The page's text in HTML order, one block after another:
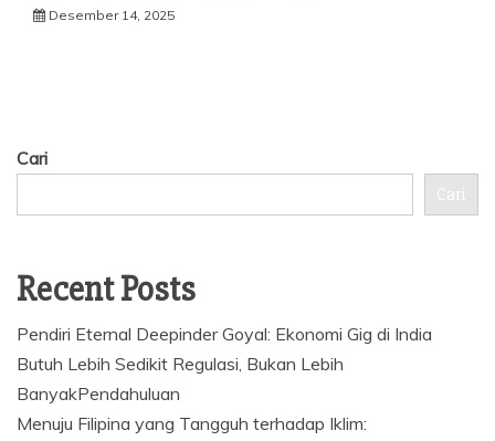
Desember 14, 2025
Cari
Cari
Recent Posts
Pendiri Eternal Deepinder Goyal: Ekonomi Gig di India
Butuh Lebih Sedikit Regulasi, Bukan Lebih
BanyakPendahuluan
Menuju Filipina yang Tangguh terhadap Iklim: